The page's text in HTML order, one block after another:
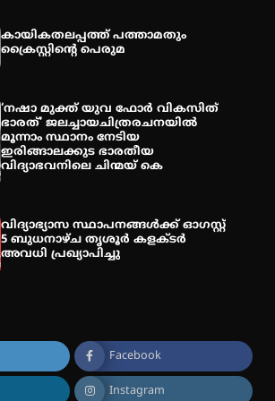
തേലപ്പിളളി പാറേമൽ വറീത്
തോമാസ് (69) അന്തരിച്ചു
അരങ്ങ് 2026′ ആഗസ്റ്റ് 8, 9
തീയതികളിൽ
കായികതലപ്പത്ത് പത്താമതും
ക്രൈസ്റ്റിന്റെ പെരുമ
‘നഷാ മുക്ത് യുവ ഫോർ വികസിത്
ഭാരത്’ ജലച്ചായചിത്രരചനയിൽ
മൂന്നാം സ്ഥാനം നേടിയ
ഇരിങ്ങാലക്കുട ഭാരതീയ
വിദ്യാഭവനിലെ ചിന്മയ് കെ
വിദ്യാഭ്യാസ സ്ഥാപനങ്ങള്‍ക്ക് ഓഗസ്റ്റ്
5 ബുധനാഴ്ച തൃശൂർ കളക്ടർ
അവധി പ്രഖ്യാപിച്ചു
Facebook
Instagram